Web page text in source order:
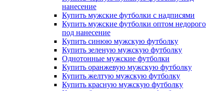
нанесение
Купить мужские футболки с надписями
Купить мужские футболки оптом недорого
под нанесение
Купить синюю мужскую футболку
Купить зеленую мужскую футболку
Однотонные мужские футболки
Купить оранжевую мужскую футболку
Купить желтую мужскую футболку
Купить красную мужскую футболку